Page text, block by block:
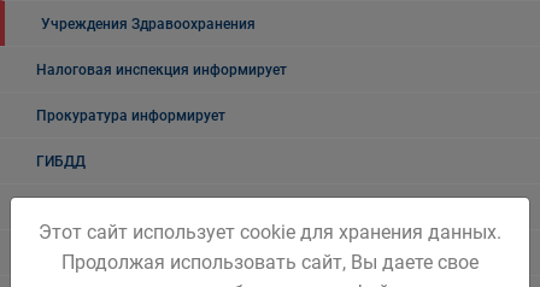
Учреждения Здравоохранения
Налоговая инспекция информирует
Прокуратура информирует
ГИБДД
УФСБ России
Этот сайт использует cookie для хранения данных.
Продолжая использовать сайт, Вы даете свое